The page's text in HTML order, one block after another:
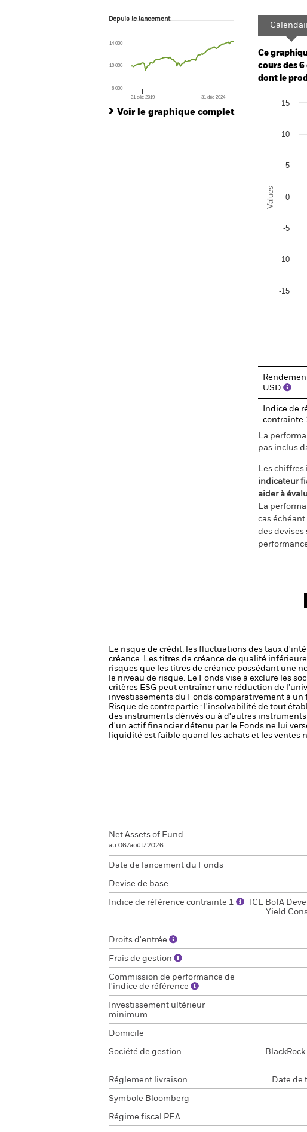
Depuis le lancement
The chart has 1 X axis displaying Time. Range: 2019-
The chart has 1 Y axis displaying values. Range: -40 to 80.
Depuis le lancement
31 déc 2019 31 déc 2024
6 000
10 000
14 000
Voir le graphique complet
Ce
cours des
dont le
Bar chart
Values
-15
-10
-5
0
5
10
15
USD
Indice de
contrainte
La
pas inclus
Les chiffres
indicateur
aider à
La
cas
des devises
Le risque de crédit, les fluctuations des taux
créance. Les titres de créance de qualité
risques que les titres de créance possédant une
le niveau de risque. Le Fonds vise à exclure les
critères ESG peut entraîner une réduction de
investissements du Fonds comparativement à
Risque de contrepartie : l'insolvabilité de tout
des instruments dérivés ou à d'autres
d'un actif financier détenu par le Fonds ne lui
liquidité est faible quand les achats et les
Net Assets of Fund
au 06/août/2026
Date de lancement du Fonds
Devise de base
Indice de référence contrainte 1
ICE BofA
Yield
Droits d'entrée
Frais de gestion
Commission de performance de
l'indice de référence
Investissement ultérieur
minimum
Domicile
Société de gestion
Réglement livraison Date de
Symbole Bloomberg
Régime fiscal PEA